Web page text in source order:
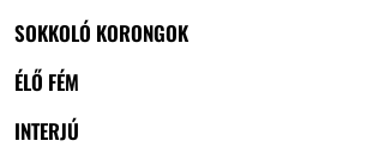
SOKKOLÓ KORONGOK
ÉLŐ FÉM
INTERJÚ